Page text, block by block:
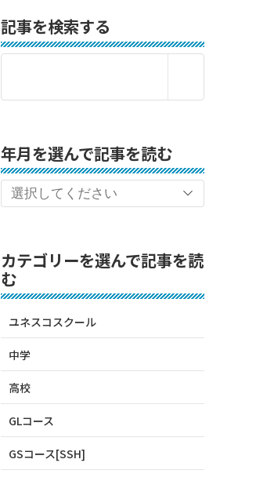
記事を検索する
年月を選んで記事を読む
カテゴリーを選んで記事を読
む
ユネスコスクール
中学
高校
GLコース
GSコース[SSH]